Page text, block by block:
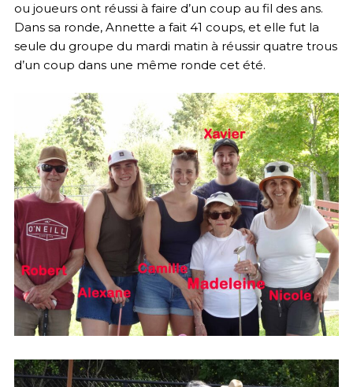
ou joueurs ont réussi à faire d’un coup au fil des ans.
Dans sa ronde, Annette a fait 41 coups, et elle fut la
seule du groupe du mardi matin à réussir quatre trous
d’un coup dans une même ronde cet été.